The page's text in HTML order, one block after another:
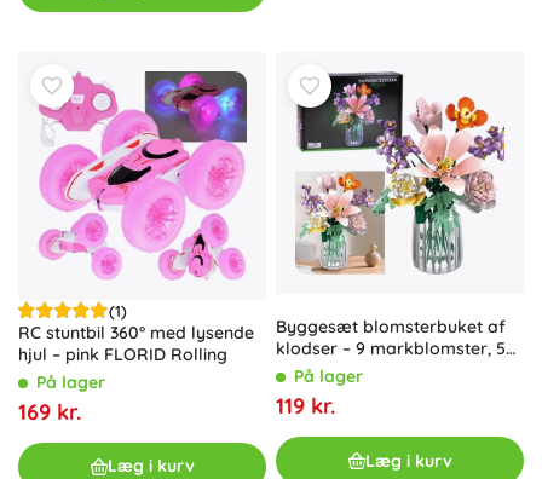
(1)
RC stuntbil 360° med lysende
hjul – pink FLORID Rolling
På lager
169 kr.
Læg i kurv
Byggesæt blomsterbuket af
klodser – 9 markblomster, 563
delePå lager
119 kr.
Læg i kurv